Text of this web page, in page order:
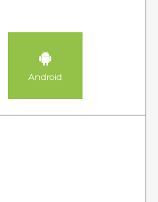
Android